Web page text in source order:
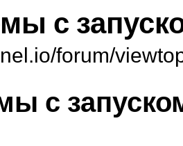
с
forum/
с